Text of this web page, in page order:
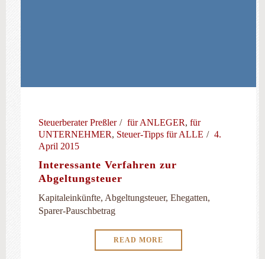
Steuerberater Preßler für ANLEGER, für
UNTERNEHMER, Steuer-Tipps für ALLE
4.
April 2015
Interessante Verfahren zur
Abgeltungsteuer
Kapitaleinkünfte, Abgeltungsteuer, Ehegatten,
Sparer-Pauschbetrag
READ MORE